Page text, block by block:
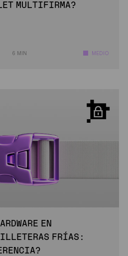
MULTIFIRMA?
6 MIN MEDIO
EN
FRÍAS: